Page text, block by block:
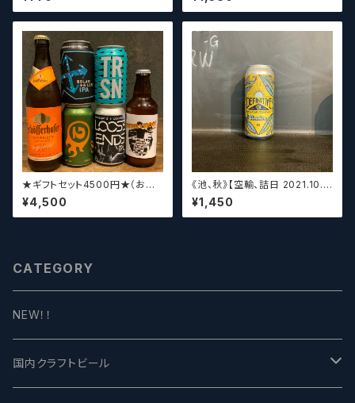
★ギフトセット4500円★（お好
みに合わせて5〜6本チョイスさ
せていただきます）【クラフトビー
ル】
¥4,500
《池、秋》【空輸、詰日 2021.10.2
6】ディフィニティブ エルスウェア
/ Definitive Elsewhere
¥1,450
CATEGORY
NEW！！
国内クラフトビール